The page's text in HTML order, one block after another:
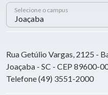
Selecione o campus
Rua Getúlio Vargas, 2125 -
Joaçaba - SC - CEP 89600-
Telefone (49) 3551-2000